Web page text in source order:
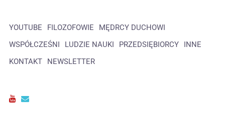
YOUTUBE FILOZOFOWIE
MĘDRCY DUCHOWI
WSPÓŁCZEŚNI
LUDZIE NAUKI PRZEDSIĘBIORCY
INNE
KONTAKT
NEWSLETTER